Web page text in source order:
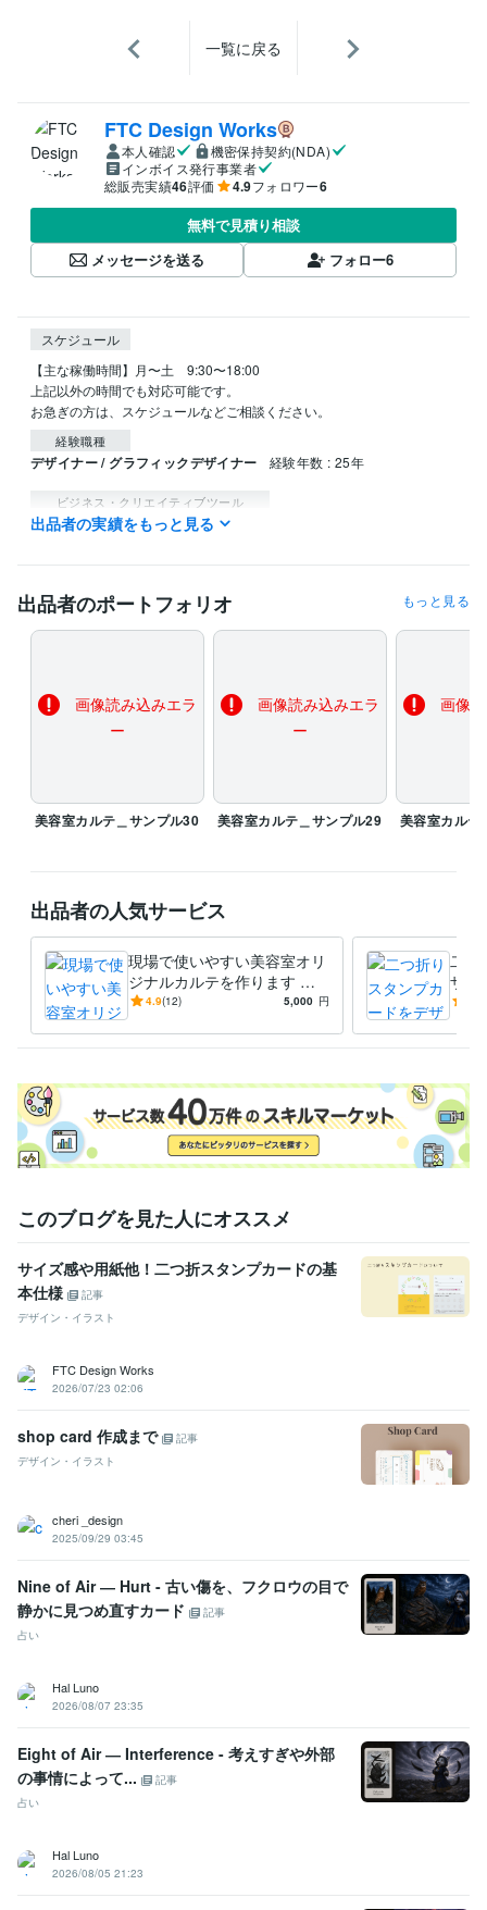
一覧に戻る
FTC Design Works
本人確認
機密保持契約(NDA)
インボイス発行事業者
総販売実績46評価 4.9フォロワー6
無料で見積り相談
メッセージを送る
フォロー6
スケジュール
【主な稼働時間】月〜土　9:30〜18:00
上記以外の時間でも対応可能です。
お急ぎの方は、スケジュールなどご相談ください。
経験職種
デザイナー / グラフィックデザイナー 経験年数 : 25年
ビジネス・クリエイティブツール
Adobe Photoshop:27年Adobe Illustrator:27年
得意分野
ド
学歴
出品者の実績をもっと見る
出品者のポートフォリオ もっと見る
画像読み込みエラ
ー
美容室カルテ＿サンプル30
画像読み込みエラ
ー
美容室カルテ＿サンプル29
画像
美容室カルテ
出品者の人気サービス
現場で使いやすい美容室オリ
ジナルカルテを作ります 印
刷対応！ロゴ入れ無料！デザ
能！
4.9(12) 5,000 円
二つ
ザイ
以外
このブログを見た人にオススメ
サイズ感や用紙他！二つ折スタンプカードの基
本仕様
記事
デザイン・イラスト
FTC Design Works
2026/07/23 02:06
shop card 作成まで
記事
デザイン・イラスト
cheri _design
2025/09/29 03:45
Nine of Air ― Hurt - 古い傷を、フクロウの目で
静かに見つめ直すカード
記事
占い
Hal Luno
2026/08/07 23:35
Eight of Air ― Interference - 考えすぎや外部
の事情によって...
記事
占い
Hal Luno
2026/08/05 21:23